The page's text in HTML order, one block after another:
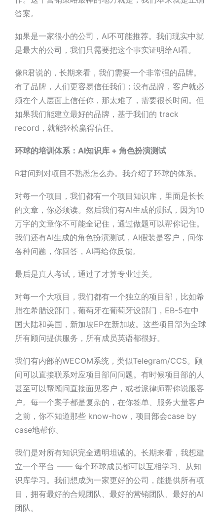
答案。
如果是一家很小的公司，AI不可能推荐。我们现实中就
是最大的公司，我们只需要把这个事实证明给AI看。
像R君说的， 长期来看，我们需要一个非常强的品牌。
有了品牌，人们更容易信任我们；没有品牌，客户就必
须在个人层面上信任你，那太难了，需要很长时间。但
如果我们能建立最好的品牌，基于我们的 track
record，就能轻松赢得信任。
环球的培训体系：AI知识库 + 角色扮演测试
R君问到对项目不熟悉怎么办。我介绍了环球的体系。
对每一个项目，我们都有一个项目知识库， 里面是长长
的文章，你必须读。然后我们有AI生成的测试， 因为10
万字的文章你不可能全记住，通过做题可以帮你记住。
我们还有AI生成的角色扮演测试， AI假装是客户，问你
各种问题，你回答，AI再给你反馈。
最后是真人考试 ，通过了才算专业过关。
对每一个大项目，我们都有一个独立的项目部 ，比如希
腊在希腊设部门，葡萄牙在葡萄牙设部门，EB-5在中
国大陆和美国 ，新加坡EP在新加坡。这些项目部为全球
所有顾问提供服务，所有成员英语都很好。
我们有内部的WECOM系统，类似Telegram/CCS。顾
问可以直接联系对应项目部问问题。有时候项目部的人
甚至可以帮顾问直接面见客户，或者派律师帮你说服客
户。 每一个案子都是复杂的，在你签单、服务大量客户
之前，你不知道那些 know-how，项目部会case by
case地帮你。
我们是对所有知识完全透明坦诚的。长期来看，我想建
立一个平台 —— 每个环球成员都可以互相学习、从知
识库学习。我们想成为一家更好的公司，能提供所有项
目，拥有最好的合规团队、最好的营销团队、最好的AI
团队。